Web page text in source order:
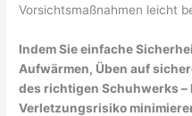
Vorsichtsmaßnahmen leicht
Indem Sie einfache
Aufwärmen, Üben auf
des richtigen Schuhwerks –
Verletzungsrisiko